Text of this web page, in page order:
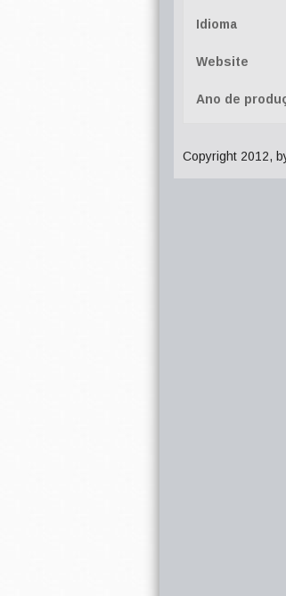
Idioma
Website
Ano de
Copyright 2012,